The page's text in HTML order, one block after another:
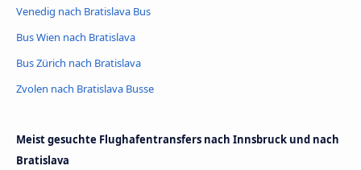
Venedig nach Bratislava Bus
Bus Wien nach Bratislava
Bus Zürich nach Bratislava
Zvolen nach Bratislava Busse
Meist gesuchte Flughafentransfers nach Innsbruck und nach
Bratislava